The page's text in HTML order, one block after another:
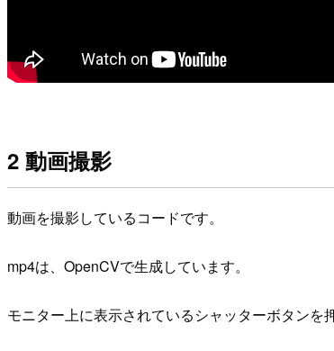
2 動画撮影
動画を撮影しているコードです。
mp4は、OpenCVで生成しています。
モニター上に表示されているシャッターボタンを